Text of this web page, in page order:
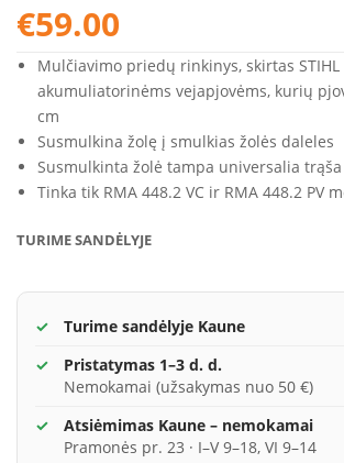
€59.00
Mulčiavimo priedų rinkinys, skirtas STIHL
akumuliatorinėms vejapjovėms, kurių
cm
Susmulkina žolę į smulkias žolės daleles
Susmulkinta žolė tampa universalia
Tinka tik RMA 448.2 VC ir RMA 448.2 PV
TURIME SANDĖLYJE
Turime sandėlyje Kaune
Pristatymas 1–3 d. d.
Nemokamai (užsakymas nuo 50 €)
Atsiėmimas Kaune – nemokamai
Pramonės pr. 23 · I–V 9–18, VI 9–14